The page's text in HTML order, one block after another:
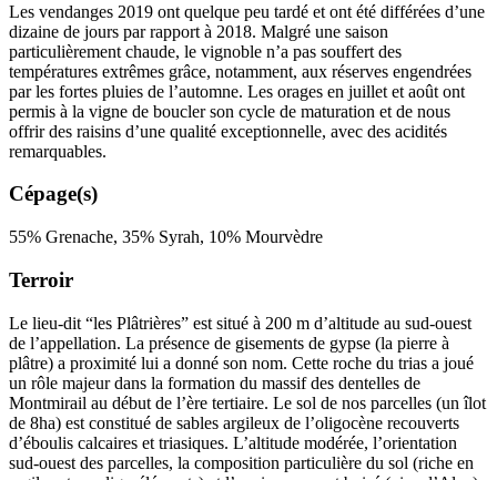
Les vendanges 2019 ont quelque peu tardé et ont été différées d’une
dizaine de jours par rapport à 2018. Malgré une saison
particulièrement chaude, le vignoble n’a pas souffert des
températures extrêmes grâce, notamment, aux réserves engendrées
par les fortes pluies de l’automne. Les orages en juillet et août ont
permis à la vigne de boucler son cycle de maturation et de nous
offrir des raisins d’une qualité exceptionnelle, avec des acidités
remarquables.
Cépage(s)
55% Grenache, 35% Syrah, 10% Mourvèdre
Terroir
Le lieu-dit “les Plâtrières” est situé à 200 m d’altitude au sud-ouest
de l’appellation. La présence de gisements de gypse (la pierre à
plâtre) a proximité lui a donné son nom. Cette roche du trias a joué
un rôle majeur dans la formation du massif des dentelles de
Montmirail au début de l’ère tertiaire. Le sol de nos parcelles (un îlot
de 8ha) est constitué de sables argileux de l’oligocène recouverts
d’éboulis calcaires et triasiques. L’altitude modérée, l’orientation
sud-ouest des parcelles, la composition particulière du sol (riche en